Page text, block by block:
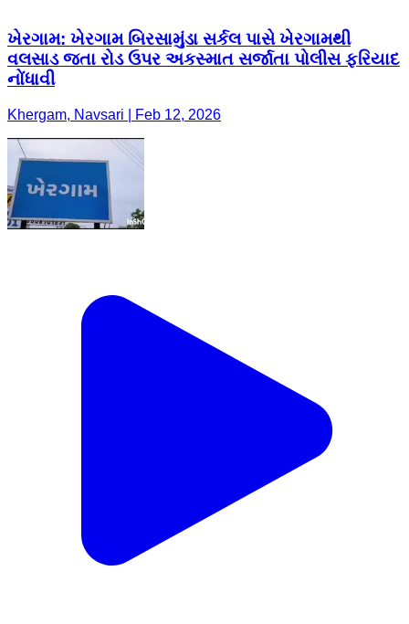
ખેરગામ: ખેરગામ બિરસામુંડા સર્કલ પાસે ખેરગામથી
વલસાડ જતા રોડ ઉપર અકસ્માત સર્જાતા પોલીસ ફરિયાદ
નોંધાવી
Khergam, Navsari | Feb 12, 2026